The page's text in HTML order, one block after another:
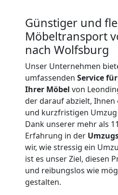
Günstiger und
Möbeltransport
nach Wolfsburg
Unser Unternehmen
umfassenden Service
Ihrer Möbel von
der darauf abzielt, Ihnen
und kurzfristigen
Dank unserer mehr als
Erfahrung in der
wir, wie stressig ein
ist es unser Ziel, diesen
und reibungslos wie
gestalten.